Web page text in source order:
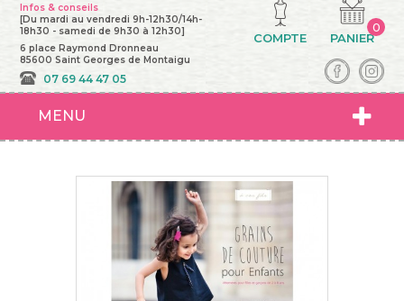
Infos & conseils
[Du mardi au vendredi 9h-12h30/14h-
18h30 - samedi de 9h30 à 12h30]
6 place Raymond Dronneau
85600 Saint Georges de Montaigu
07 69 44 47 05
PANIER
0
COMPTE
MENU